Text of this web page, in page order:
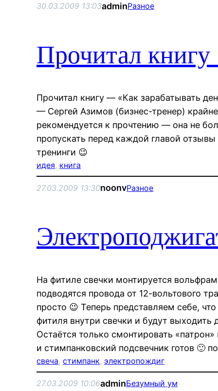
30.03.2009 13:03adminРазное
Прочитал книгу
Прочитал книгу — «Как зарабатывать
— Сергей Азимов (бизнес-тренер)
рекомендуется к прочтению — она не
пропускать перед каждой главой
тренинги 😉
идея, книга
27.03.2009 13:30noonvРазное
На фитиле свечки монтируется
подводятся провода от 12-вольтового
просто 😉 Теперь представляем себе,
фитиля внутри свечки и будут выходить
Остаётся только смонтировать
и стимпанковский подсвечник готов 🙂
свеча, стимпанк, электропождиг
27.03.2009 10:06adminБезумный ум